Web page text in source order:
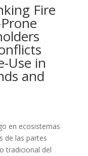
Fire
Use in
and
en ecosistemas
de las partes
tradicional del